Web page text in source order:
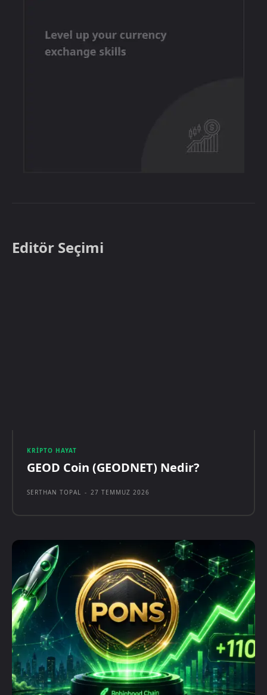
Editör Seçimi
KRIPTO HAYAT
GEOD Coin (GEODNET) Nedir?
SERTHAN TOPAL - 27 TEMMUZ 2026